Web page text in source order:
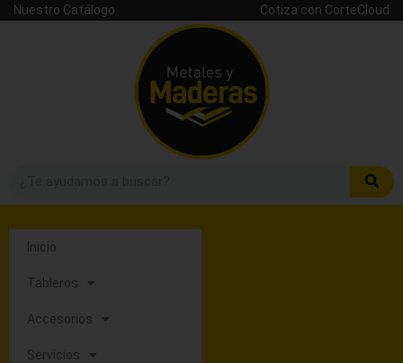
Nuestro Catálogo Cotiza con CorteCloud
Inicio
Tableros
Accesorios
Servicios